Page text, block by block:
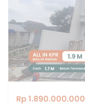
Rp 1.890.000.000